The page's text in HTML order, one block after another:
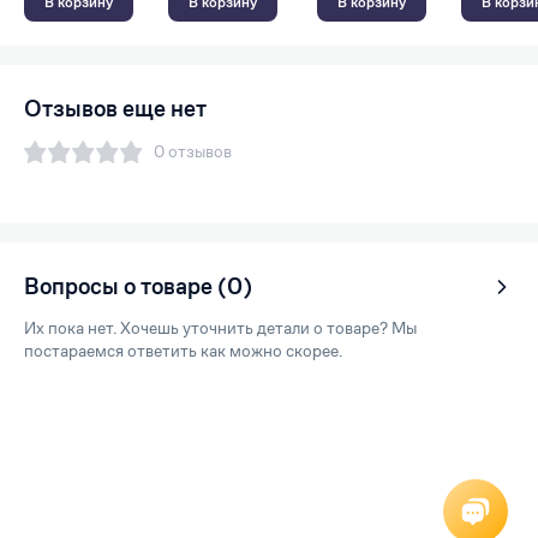
Отзывов еще нет
0 отзывов
Вопросы о товаре (0)
Их пока нет. Хочешь уточнить детали о товаре? Мы
постараемся ответить как можно скорее.